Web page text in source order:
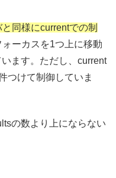
同様にcurrentでの制
ーカスを1つ上に移動
ます。ただし、current
つけて制御していま
の数より上にならない